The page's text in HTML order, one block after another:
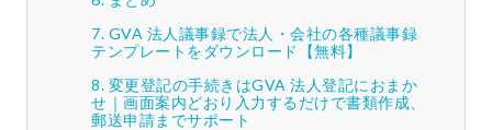
GVA 法人議事録で法人・会社の各種議事録
テンプレートをダウンロード【無料】
変更登記の手続きはGVA 法人登記におまか
せ｜画面案内どおり入力するだけで書類作成、
郵送申請までサポート